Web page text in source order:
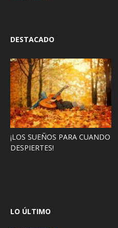
DESTACADO
¡LOS SUEÑOS PARA CUANDO
DESPIERTES!
LO ÚLTIMO